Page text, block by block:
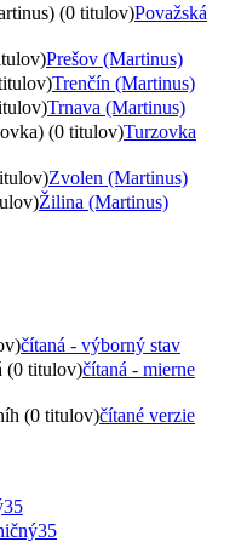
(0 titulov)Považská
Prešov (Martinus)
Trenčín (Martinus)
Trnava (Martinus)
(0 titulov)Turzovka
Zvolen (Martinus)
Žilina (Martinus)
čítaná - výborný stav
(0 titulov)čítaná - mierne
(0 titulov)čítané verzie
35
35